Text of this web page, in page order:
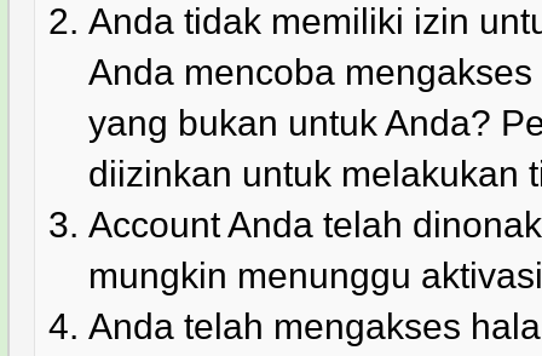
Anda tidak memiliki izin
Anda mencoba
yang bukan untuk Anda?
diizinkan untuk melakukan
Account Anda telah
mungkin menunggu
Anda telah mengakses